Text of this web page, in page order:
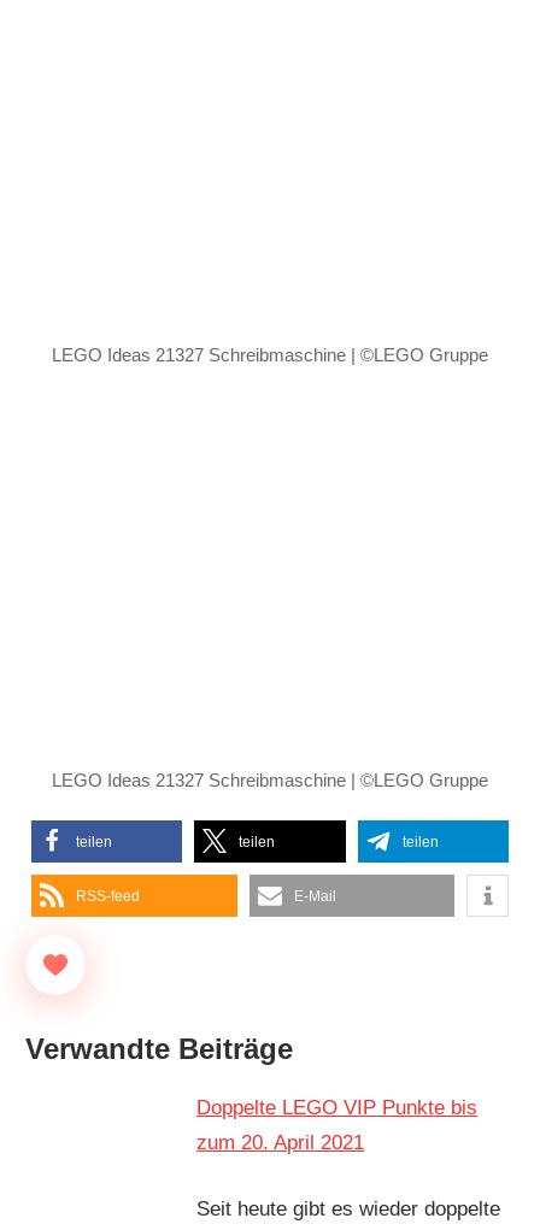
LEGO Ideas 21327 Schreibmaschine | ©LEGO Gruppe
LEGO Ideas 21327 Schreibmaschine | ©LEGO Gruppe
teilen teilen teilen
RSS-feed E-Mail
Verwandte Beiträge
Doppelte LEGO VIP Punkte bis
zum 20. April 2021
Seit heute gibt es wieder doppelte